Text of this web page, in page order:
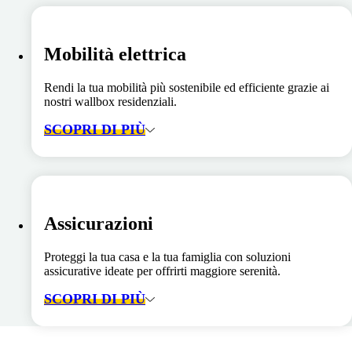
Mobilità elettrica
Rendi la tua mobilità più sostenibile ed efficiente grazie ai
nostri wallbox residenziali.
SCOPRI DI PIÙ
Assicurazioni
Proteggi la tua casa e la tua famiglia con soluzioni
assicurative ideate per offrirti maggiore serenità.
SCOPRI DI PIÙ